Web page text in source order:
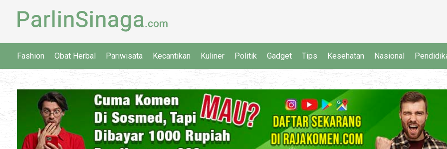
Fashion Obat Herbal Pariwisata Kecantikan Kuliner Politik Gadget Tips Kesehatan Nasional